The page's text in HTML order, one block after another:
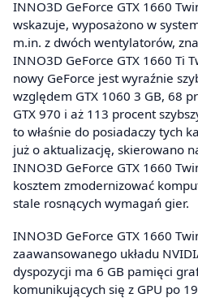
INNO3D GeForce GTX 1660
wskazuje, wyposażono w
m.in. z dwóch wentylatorów,
INNO3D GeForce GTX 1660 Ti
nowy GeForce jest wyraźnie
względem GTX 1060 3 GB, 68
GTX 970 i aż 113 procent
to właśnie do posiadaczy tych
już o aktualizację, skierowano
INNO3D GeForce GTX 1660
kosztem zmodernizować
stale rosnących wymagań gier.
INNO3D GeForce GTX 1660
zaawansowanego układu
dyspozycji ma 6 GB pamięci
komunikujących się z GPU po